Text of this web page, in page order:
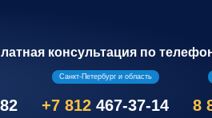
консультация по
Санкт-Петербург и область
+7 812 467-37-14 8